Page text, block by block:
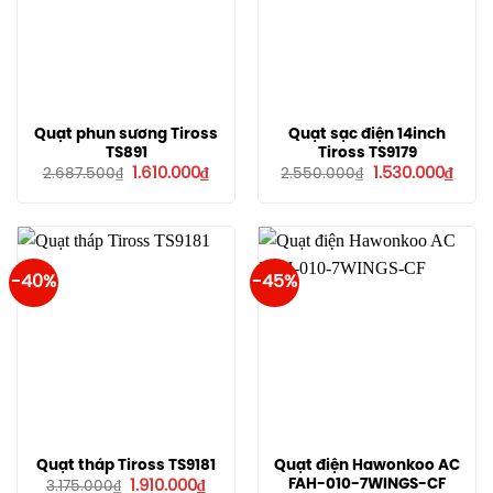
Quạt phun sương Tiross
TS891
2.687.500₫ Giá
1.610.000₫Giá
1.610.000₫.
Quạt sạc điện 14inch
Tiross TS9179
2.550.000₫
Giá
1.530.000₫Giá
-40%
Quạt tháp Tiross TS9181
3.175.000₫ Giá
1.910.000₫Giá
-45%
Quạt điện Hawonkoo AC
FAH-010-7WINGS-CF